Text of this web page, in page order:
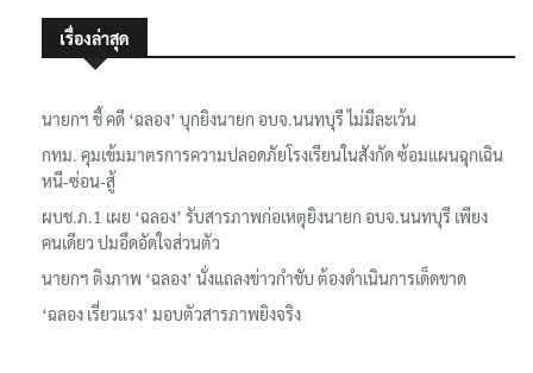
เรื่องล่าสุด
นายกฯ ชี้ คดี ‘ฉลอง’ บุกยิงนายก อบจ.นนทบุรี ไม่มีละเว้น
กทม. คุมเข้มมาตรการความปลอดภัยโรงเรียนในสังกัด ซ้อมแผนฉุกเฉิน
หนี-ซ่อน-สู้
ผบช.ภ.1 เผย ‘ฉลอง’ รับสารภาพก่อเหตุยิงนายก อบจ.นนทบุรี เพียง
คนเดียว ปมอึดอัดใจส่วนตัว
นายกฯ ติงภาพ ‘ฉลอง’ นั่งแถลงข่าวกำชับ ต้องดำเนินการเด็ดขาด
‘ฉลอง เรี่ยวแรง’ มอบตัวสารภาพยิงจริง